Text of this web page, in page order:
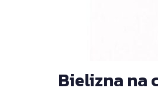
Bielizna na